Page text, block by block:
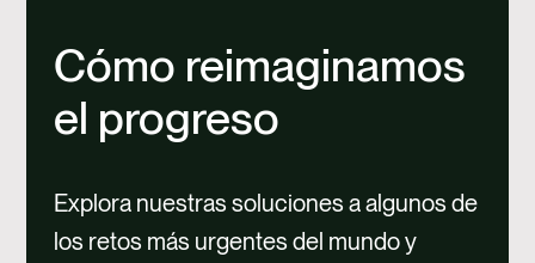
Cómo reimaginamos
el progreso
Explora nuestras soluciones a algunos de
los retos más urgentes del mundo y